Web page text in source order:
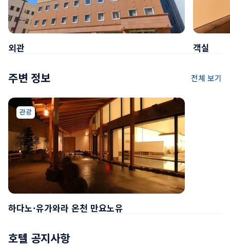
외관 객실
주변 정보 전체 보기
하다노·유가와라 온천 만요노유
관광
호텔 공지사항